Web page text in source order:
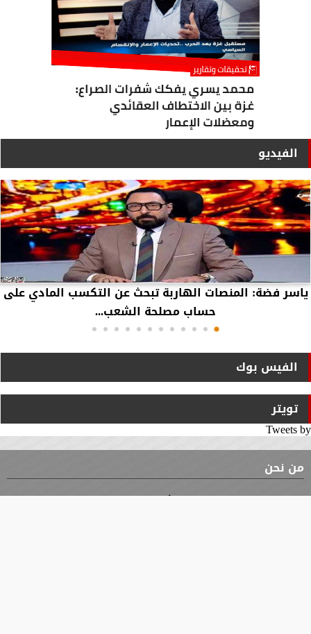
الفيديو
ياسر فضة: المنصات الهاربة تبحث عن التكسب المادي على
حساب مصلحة الشعب...
الفيس بوك
تويتر
Tweets by
من نحن